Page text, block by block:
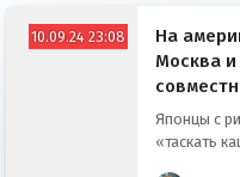
10.09.24 23:08
На
Москва и
Японцы с
«таскать